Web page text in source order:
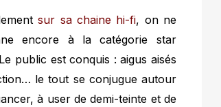
sur sa chaine hi-fi, on ne
encore à la catégorie star
public est conquis : aigus aisés
le tout se conjugue autour
à user de demi-teinte et de